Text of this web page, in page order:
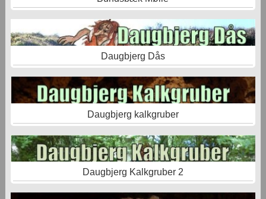
Daugbjerg Dås
Daugbjerg kalkgruber
Daugbjerg Kalkgruber 2